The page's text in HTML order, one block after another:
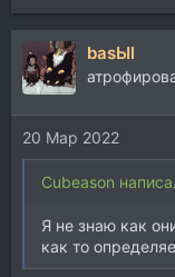
е
а
к
ц
и
и
:
basЫl
20 Мар 2022
Cubeason
Я не знаю как
как то